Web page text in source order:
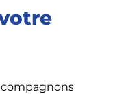
compagnons